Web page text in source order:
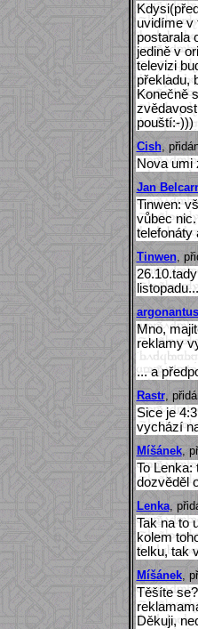
uvidíme v
postarala
jedině v
televizi
překladu,
Konečně
pouští:-)))
Cish,
Nova umi
Jan
Tinwen:
vůbec
telefonáty
Tinwen,
argonantus
Mno,
reklamy
... a
Rastr,
Sice je
vychází
Míšánek,
To Lenka:
dozvěděl
Lenka,
Tak na to
kolem
telku, tak
Míšánek,
Těšíte
Děkuji,